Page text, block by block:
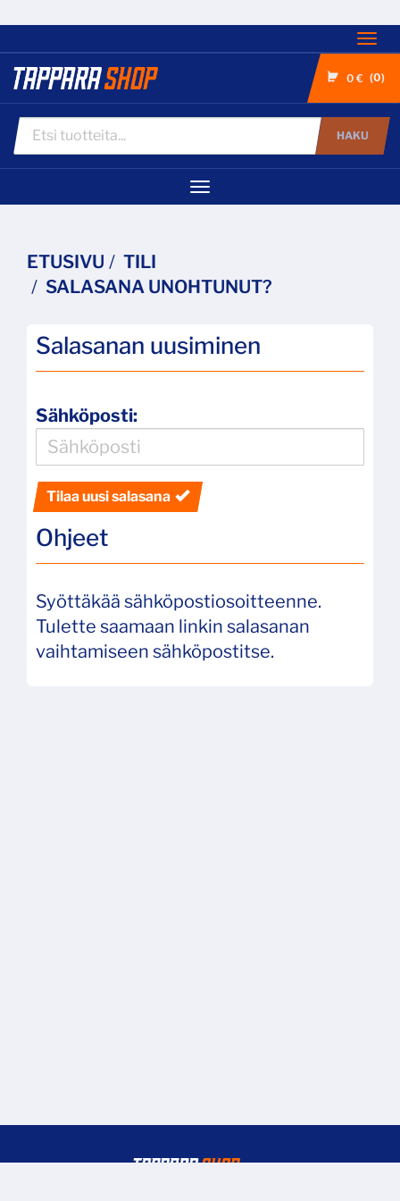
0 € 0
HAKU
Navigaatio
ETUSIVU
TILI
SALASANA UNOHTUNUT?
Salasanan uusiminen
Sähköposti:
Tilaa uusi salasana
Ohjeet
Syöttäkää sähköpostiosoitteenne.
Tulette saamaan linkin salasanan
vaihtamiseen sähköpostitse.